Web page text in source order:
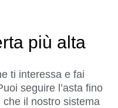
più alta
ti interessa e fai
seguire l’asta fino
il nostro sistema